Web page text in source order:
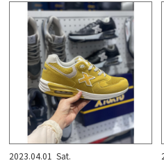
2023.04.01 Sat.